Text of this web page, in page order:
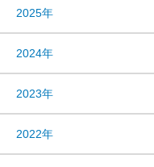
2025年
2024年
2023年
2022年